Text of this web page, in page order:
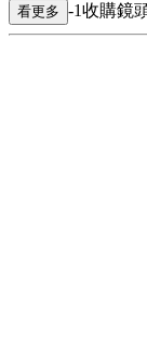
看更多 -1收購鏡